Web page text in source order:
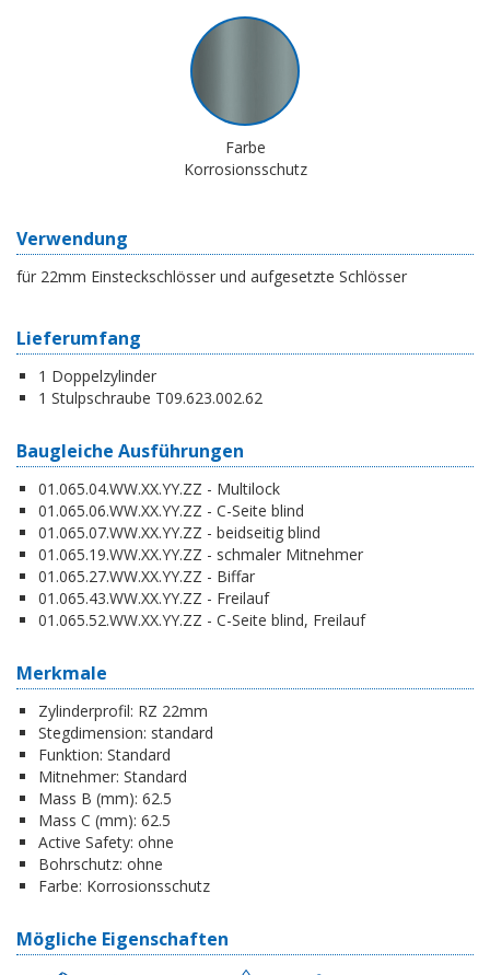
Farbe
Korrosionsschutz
Verwendung
für 22mm Einsteckschlösser und aufgesetzte Schlösser
Lieferumfang
1 Doppelzylinder
1 Stulpschraube T09.623.002.62
Baugleiche Ausführungen
01.065.04.WW.XX.YY.ZZ - Multilock
01.065.06.WW.XX.YY.ZZ - C-Seite blind
01.065.07.WW.XX.YY.ZZ - beidseitig blind
01.065.19.WW.XX.YY.ZZ - schmaler Mitnehmer
01.065.27.WW.XX.YY.ZZ - Biffar
01.065.43.WW.XX.YY.ZZ - Freilauf
01.065.52.WW.XX.YY.ZZ - C-Seite blind, Freilauf
Merkmale
Zylinderprofil: RZ 22mm
Stegdimension: standard
Funktion: Standard
Mitnehmer: Standard
Mass B (mm): 62.5
Mass C (mm): 62.5
Active Safety: ohne
Bohrschutz: ohne
Farbe: Korrosionsschutz
Mögliche Eigenschaften